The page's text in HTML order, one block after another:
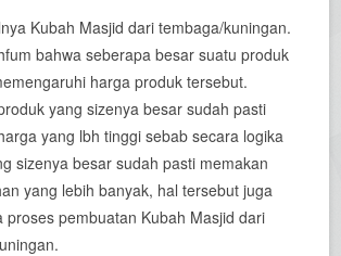
Kubah Masjid dari tembaga/kuningan.
bahwa seberapa besar suatu produk
harga produk tersebut.
yang sizenya besar sudah pasti
yang lbh tinggi sebab secara logika
sizenya besar sudah pasti memakan
yang lebih banyak, hal tersebut juga
proses pembuatan Kubah Masjid dari